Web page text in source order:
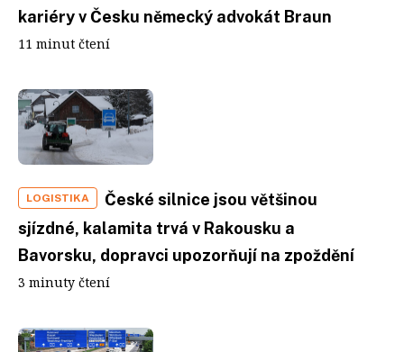
kariéry v Česku německý advokát Braun
11 minut čtení
LOGISTIKA
České silnice jsou většinou
sjízdné, kalamita trvá v Rakousku a
Bavorsku, dopravci upozorňují na zpoždění
3 minuty čtení